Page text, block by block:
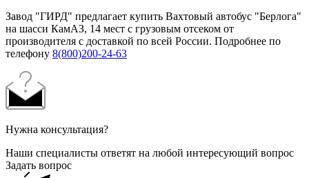
Завод "ГИРД" предлагает купить Вахтовый автобус "Берлога"
на шасси КамАЗ, 14 мест с грузовым отсеком от
производителя с доставкой по всей России. Подробнее по
телефону 8(800)200-24-63
Нужна консультация?
Наши специалисты ответят на любой интересующий вопрос
Задать вопрос